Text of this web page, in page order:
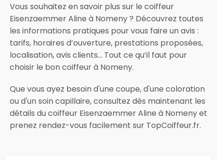
Vous souhaitez en savoir plus sur le coiffeur
Eisenzaemmer Aline à Nomeny ? Découvrez toutes
les informations pratiques pour vous faire un avis :
tarifs, horaires d’ouverture, prestations proposées,
localisation, avis clients… Tout ce qu’il faut pour
choisir le bon coiffeur à Nomeny.
Que vous ayez besoin d'une coupe, d'une coloration
ou d'un soin capillaire, consultez dès maintenant les
détails du coiffeur Eisenzaemmer Aline à Nomeny et
prenez rendez-vous facilement sur TopCoiffeur.fr.